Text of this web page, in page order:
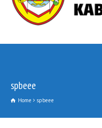
spbeee
Home spbeee